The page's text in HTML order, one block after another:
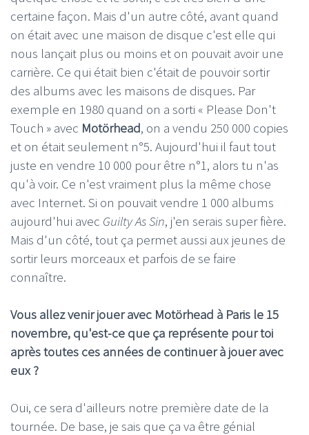
certaine façon. Mais d'un autre côté, avant quand
on était avec une maison de disque c'est elle qui
nous lançait plus ou moins et on pouvait avoir une
carrière. Ce qui était bien c'était de pouvoir sortir
des albums avec les maisons de disques. Par
exemple en 1980 quand on a sorti « Please Don't
Touch » avec Motörhead, on a vendu 250 000 copies
et on était seulement n°5. Aujourd'hui il faut tout
juste en vendre 10 000 pour être n°1, alors tu n'as
qu'à voir. Ce n'est vraiment plus la même chose
avec Internet. Si on pouvait vendre 1 000 albums
aujourd'hui avec Guilty As Sin, j'en serais super fière.
Mais d'un côté, tout ça permet aussi aux jeunes de
sortir leurs morceaux et parfois de se faire
connaître.
Vous allez venir jouer avec Motörhead à Paris le 15
novembre, qu'est-ce que ça représente pour toi
après toutes ces années de continuer à jouer avec
eux ?
Oui, ce sera d'ailleurs notre première date de la
tournée. De base, je sais que ça va être génial